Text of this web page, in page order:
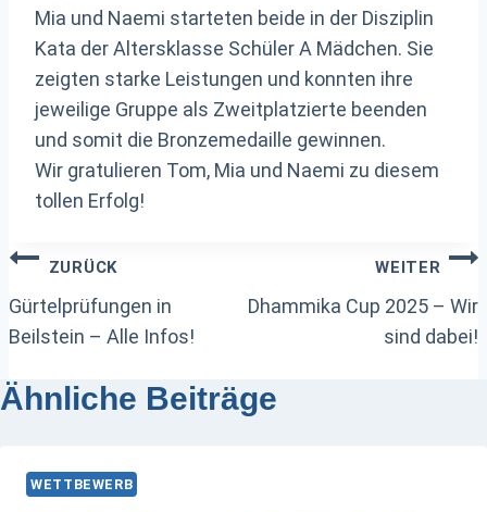
Mia und Naemi starteten beide in der Disziplin
Kata der Altersklasse Schüler A Mädchen. Sie
zeigten starke Leistungen und konnten ihre
jeweilige Gruppe als Zweitplatzierte beenden
und somit die Bronzemedaille gewinnen.
Wir gratulieren Tom, Mia und Naemi zu diesem
tollen Erfolg!
Beitragsnavigation
ZURÜCK
Gürtelprüfungen in
Beilstein – Alle Infos!
WEITER
Dhammika Cup 2025 – Wir
sind dabei!
Ähnliche Beiträge
WETTBEWERB